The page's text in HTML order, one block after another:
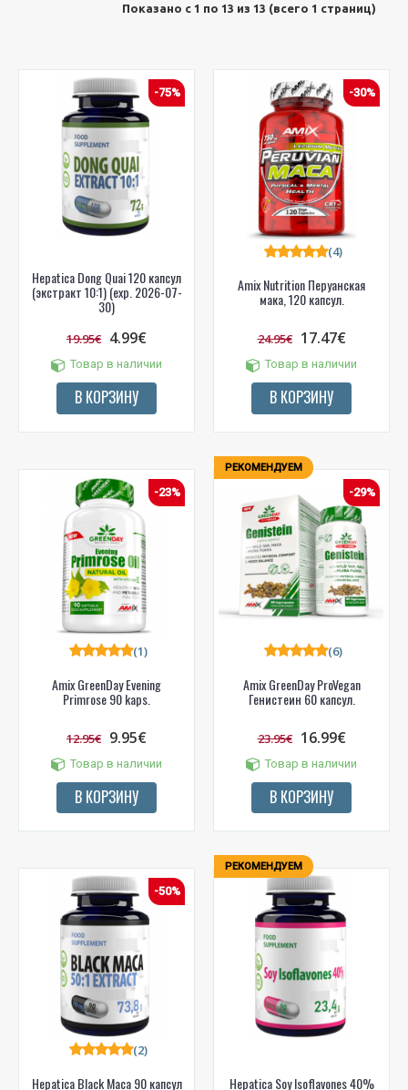
Показано с 1 по 13 из 13 (всего 1 страниц)
-75%
Hepatica Dong Quai 120 капсул
(экстракт 10:1) (exp. 2026-07-
30)
19.95€ 4.99€
Товар в наличии
В КОРЗИНУ
-30%
Amix Nutrition Перуанская
мака, 120 капсул.
(4)
24.95€ 17.47€
Товар в наличии
В КОРЗИНУ
-23%
Amix GreenDay Evening
Primrose 90 kaps.
(1)
12.95€ 9.95€
Товар в наличии
В КОРЗИНУ
РЕКОМЕНДУЕМ
-29%
Amix GreenDay ProVegan
Генистеин 60 капсул.
(6)
23.95€ 16.99€
Товар в наличии
В КОРЗИНУ
-50%
Hepatica Black Maca 90 капсул
(2)
РЕКОМЕНДУЕМ
Hepatica Soy Isoflavones 40%